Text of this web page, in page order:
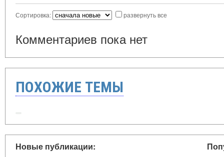
Сортировка: развернуть все
Комментариев пока нет
ПОХОЖИЕ ТЕМЫ
Новые публикации: